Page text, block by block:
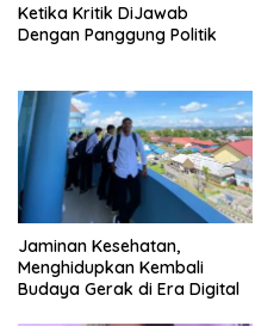
Ketika Kritik DiJawab
Dengan Panggung Politik
Jaminan Kesehatan,
Menghidupkan Kembali
Budaya Gerak di Era Digital